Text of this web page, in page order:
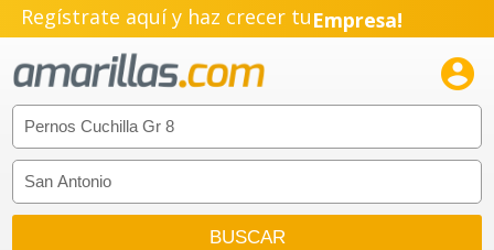
Regístrate aquí y haz crecer tuEmpresa!
Pyme!
Emprendimiento!
